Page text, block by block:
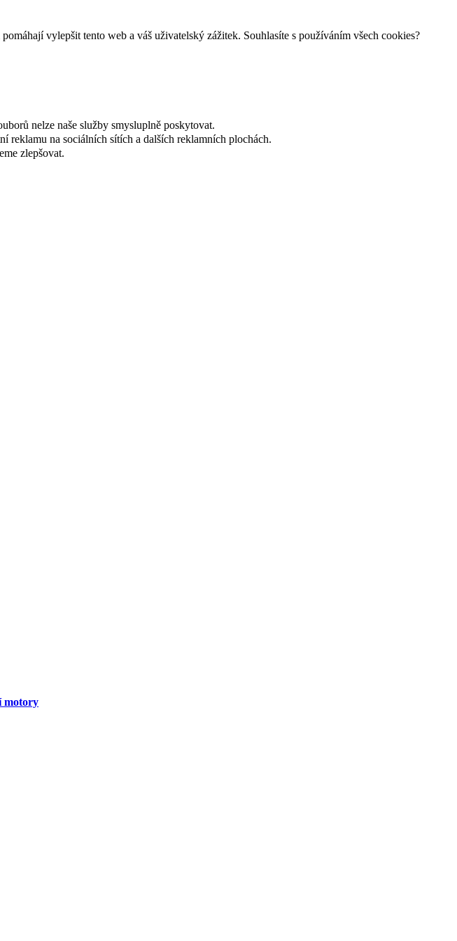
vylepšit tento web a váš uživatelský zážitek. Souhlasíte s používáním všech cookies?
nelze naše služby smysluplně poskytovat.
reklamu na sociálních sítích a dalších reklamních plochách.
zlepšovat.
motory